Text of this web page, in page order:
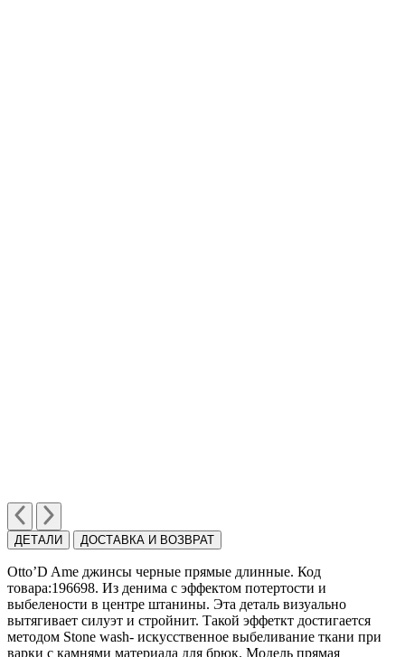
ДЕТАЛИ ДОСТАВКА И ВОЗВРАТ
Otto’D Ame джинсы черные прямые длинные. Код
товара:196698. Из денима с эффектом потертости и
выбелености в центре штанины. Эта деталь визуально
вытягивает силуэт и стройнит. Такой эффеткт достигается
методом Stonе wash- искусственное выбеливание ткани при
варки с камнями материала для брюк. Модель прямая